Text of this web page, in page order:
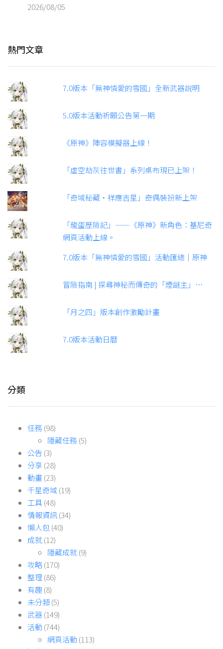
2026/08/05
熱門文章
7.0版本「無神憐愛的雪國」全新武器說明
5.0版本活動祈願公告第一期
《原神》陣容模擬器上線！
「虛空劫灰往世書」系列桌布現已上架！
「奇域秘藏·祥應吉星」奇偶裝扮新上架
「龍蛋歷險記」——《原神》新角色：基尼奇
網頁活動上線。
7.0版本「無神憐愛的雪國」活動匯總｜原神
冒險指南 | 探尋神秘而傳奇的「煙謎主」…
「月之四」版本創作激勵計畫
7.0版本活動日曆
分類
任務 (98)
隱藏任務 (5)
公告 (3)
分享(28)
動畫(23)
千星奇域 (19)
工具(48)
情報資訊(34)
懶人包(40)
成就(12)
隱藏成就(9)
攻略(170)
整理(86)
有趣(8)
未分類(5)
武器(149)
活動 (744)
網頁活動 (113)